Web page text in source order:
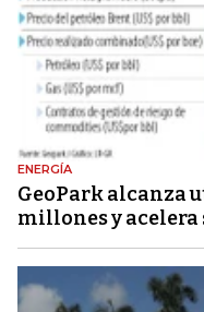
ENERGÍA
GeoPark alcanza
millones y